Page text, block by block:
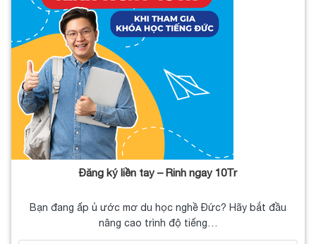
Đăng ký liền tay – Rinh ngay 10Tr
Bạn đang ấp ủ ước mơ du học nghề Đức? Hãy bắt đầu
nâng cao trình độ tiếng…